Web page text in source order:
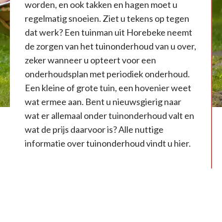
worden, en ook takken en hagen moet u
regelmatig snoeien. Ziet u tekens op tegen
dat werk? Een tuinman uit Horebeke neemt
de zorgen van het tuinonderhoud van u over,
zeker wanneer u opteert voor een
onderhoudsplan met periodiek onderhoud.
Een kleine of grote tuin, een hovenier weet
wat ermee aan. Bent u nieuwsgierig naar
wat er allemaal onder tuinonderhoud valt en
wat de prijs daarvoor is? Alle nuttige
informatie over tuinonderhoud vindt u hier.